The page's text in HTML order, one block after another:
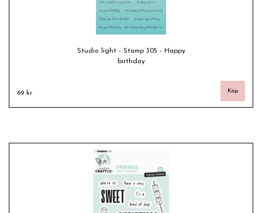
Studio light - Stamp 305 - Happy
birthday
69 kr